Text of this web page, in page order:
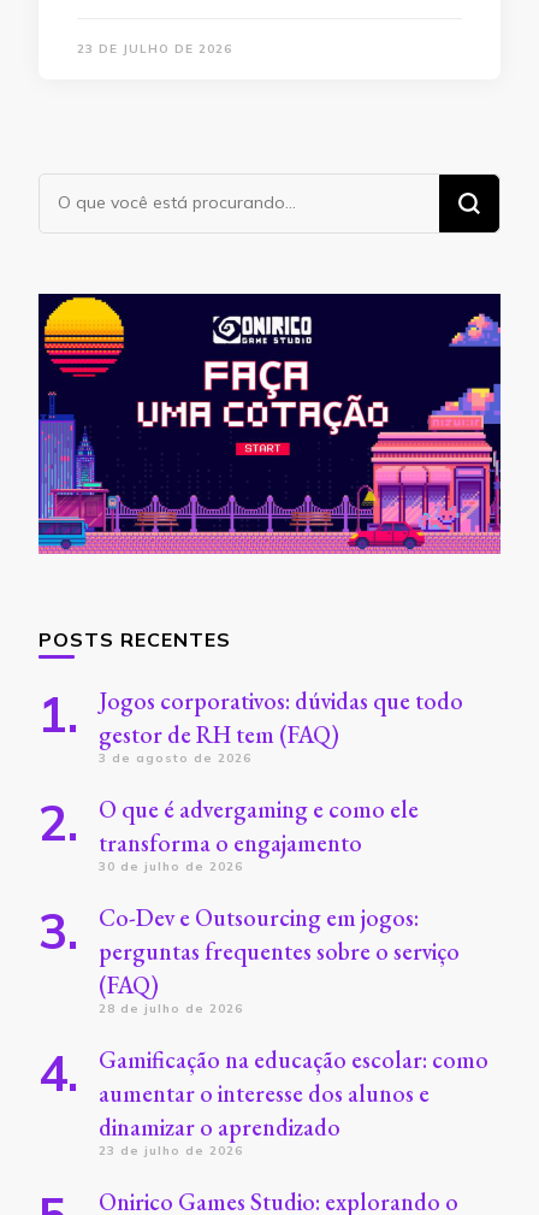
23 DE JULHO DE 2026
Procurando
algo?
POSTS RECENTES
Jogos corporativos: dúvidas que todo
gestor de RH tem (FAQ)
3 de agosto de 2026
O que é advergaming e como ele
transforma o engajamento
30 de julho de 2026
Co-Dev e Outsourcing em jogos:
perguntas frequentes sobre o serviço
(FAQ)
28 de julho de 2026
Gamificação na educação escolar: como
aumentar o interesse dos alunos e
dinamizar o aprendizado
23 de julho de 2026
Onirico Games Studio: explorando o